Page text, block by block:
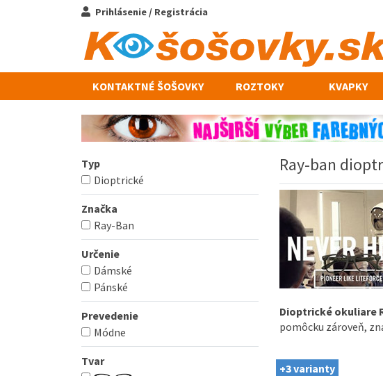
Prihlásenie / Registrácia
KONTAKTNÉ ŠOŠOVKY ROZTOKY KVAPKY
Typ
Dioptrické
Značka
Ray-Ban
Určenie
Dámské
Pánské
Prevedenie
Módne
Tvar
Ray-ban
Dioptrické okuliare
pomôcku zároveň,
+3 varianty